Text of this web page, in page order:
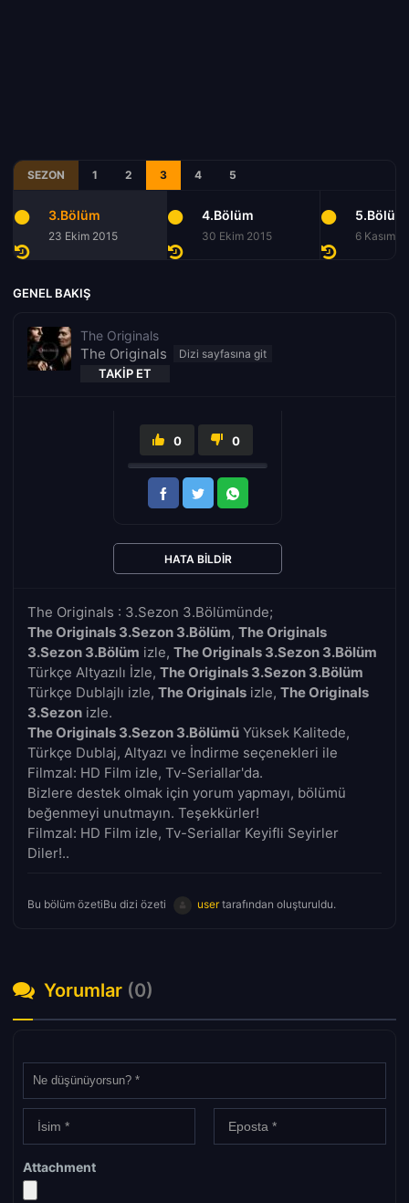
SEZON 1 2 3 4 5
3.Bölüm
23 Ekim 2015
4.Bölüm
30 Ekim 2015
5.Bölüm
6 Kasım
GENEL BAKIŞ
The Originals
The Originals
TAKIP ET
The Originals : 3.Sezon 3.Bölümünde;
The Originals 3.Sezon 3.Bölüm, The Originals
3.Sezon 3.Bölüm izle, The Originals 3.Sezon 3.Bölüm
Türkçe Altyazılı İzle, The Originals 3.Sezon 3.Bölüm
Türkçe Dublajlı izle, The Originals izle, The Originals
3.Sezon izle.
The Originals 3.Sezon 3.Bölümü Yüksek Kalitede,
Türkçe Dublaj, Altyazı ve İndirme seçenekleri ile
Filmzal: HD Film izle, Tv-Seriallar'da.
Bizlere destek olmak için yorum yapmayı, bölümü
beğenmeyi unutmayın. Teşekkürler!
Filmzal: HD Film izle, Tv-Seriallar Keyifli Seyirler
Diler!..
Bu bölüm özetiBu dizi özeti usertarafından oluşturuldu.
0 0
HATA BILDIR
Yorumlar (0)
Attachment